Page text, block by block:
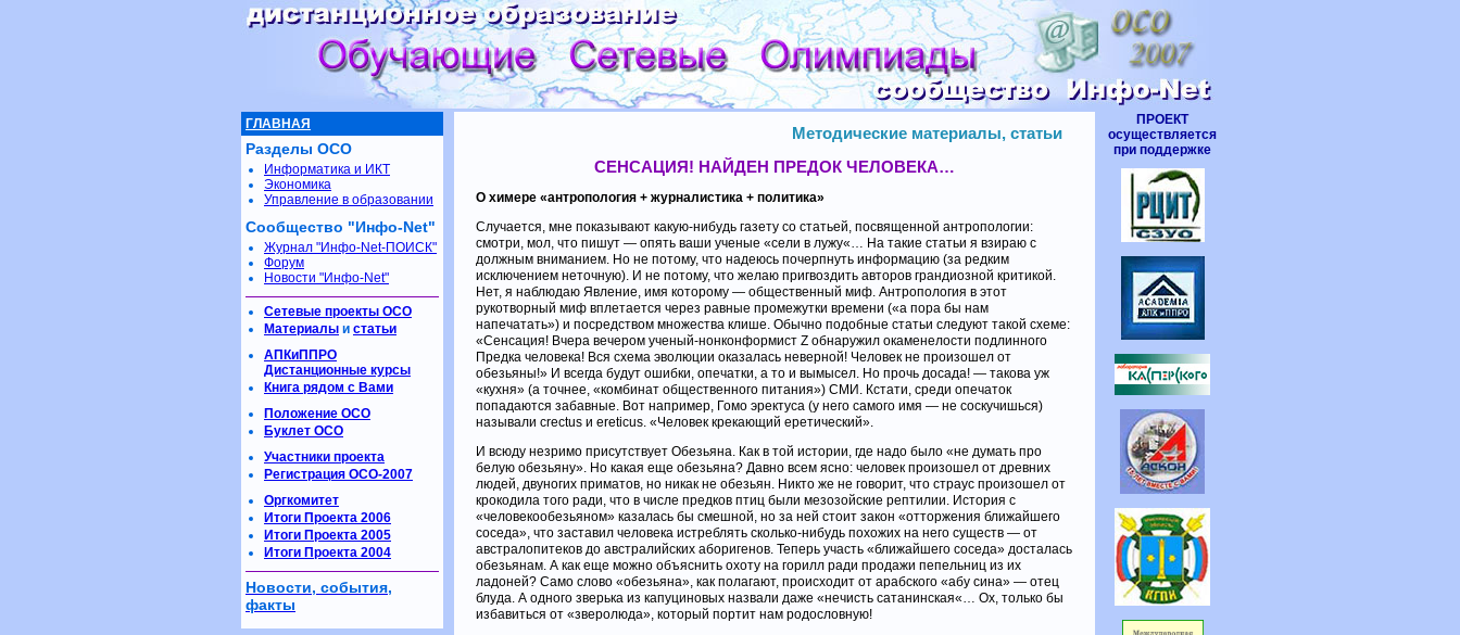
Методические материалы, статьи
СЕНСАЦИЯ! НАЙДЕН ПРЕДОК ЧЕЛОВЕКА…
О химере «антропология + журналистика + политика»
Случается, мне показывают какую-нибудь газету со статьей, посвященной антропологии:
смотри, мол, что пишут — опять ваши ученые «сели в лужу«… На такие статьи я взираю с
должным вниманием. Но не потому, что надеюсь почерпнуть информацию (за редким
исключением неточную). И не потому, что желаю пригвоздить авторов грандиозной критикой.
Нет, я наблюдаю Явление, имя которому — общественный миф. Антропология в этот
рукотворный миф вплетается через равные промежутки времени («а пора бы нам
напечатать») и посредством множества клише. Обычно подобные статьи следуют такой схеме:
«Сенсация! Вчера вечером ученый-нонконформист Z обнаружил окаменелости подлинного
Предка человека! Вся схема эволюции оказалась неверной! Человек не произошел от
обезьяны!» И всегда будут ошибки, опечатки, а то и вымысел. Но прочь досада! — такова уж
«кухня» (а точнее, «комбинат общественного питания») СМИ. Кстати, среди опечаток
попадаются забавные. Вот например, Гомо эректуса (у него самого имя — не соскучишься)
называли crectus и ereticus. «Человек крекающий еретический».
И всюду незримо присутствует Обезьяна. Как в той истории, где надо было «не думать про
белую обезьяну». Но какая еще обезьяна? Давно всем ясно: человек произошел от древних
людей, двуногих приматов, но никак не обезьян. Никто же не говорит, что страус произошел от
крокодила того ради, что в числе предков птиц были мезозойские рептилии. История с
«человекообезьяном» казалась бы смешной, но за ней стоит закон «отторжения ближайшего
соседа», что заставил человека истреблять сколько-нибудь похожих на него существ — от
австралопитеков до австралийских аборигенов. Теперь участь «ближайшего соседа» досталась
обезьянам. А как еще можно объяснить охоту на горилл ради продажи пепельниц из их
ладоней? Само слово «обезьяна», как полагают, происходит от арабского «абу сина» — отец
блуда. А одного зверька из капуциновых назвали даже «нечисть сатанинская«… Ох, только бы
избавиться от «зверолюда», который портит нам родословную!
ПРОЕКТ
осуществляется
при поддержке
ГЛАВНАЯ
Разделы ОСО
Информатика и ИКТ
Экономика
Управление в образовании
Сообщество "Инфо-Net"
Журнал "Инфо-Net-ПОИСК"
Форум
Новости "Инфо-Net"
Сетевые проекты ОСО
Материалы и статьи
АПКиППРО
Дистанционные курсы
Книга рядом с Вами
Положение ОСО
Буклет ОСО
Участники проекта
Регистрация ОСО-2007
Оргкомитет
Итоги Проекта 2006
Итоги Проекта 2005
Итоги Проекта 2004
Новости, события,
факты